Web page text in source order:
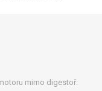
mimo digestoř: